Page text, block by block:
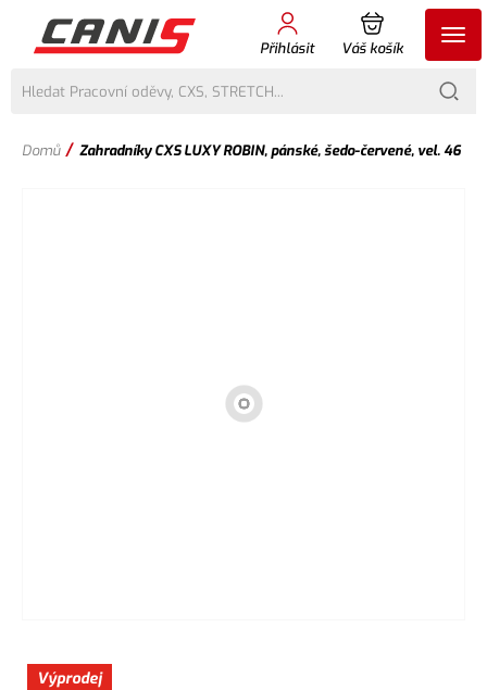
Přihlásit Váš košík
Domů / Zahradníky CXS LUXY ROBIN, pánské, šedo-červené, vel. 46
Výprodej